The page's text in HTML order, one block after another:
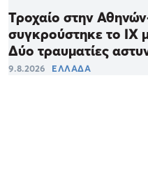
Τροχαίο στην
συγκρούστηκε το ΙΧ
Δύο τραυματίες
9.8.2026 ΕΛΛΑΔΑ